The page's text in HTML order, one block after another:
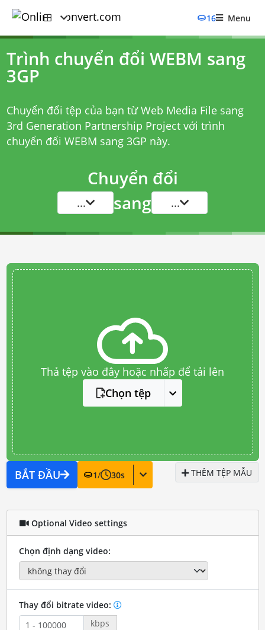
16 Menu
Trình chuyển đổi WEBM sang
3GP
Chuyển đổi tệp của bạn từ Web Media File sang
3rd Generation Partnership Project với trình
chuyển đổi WEBM sang 3GP này.
Chuyển đổi
... sang ...
Thả tệp vào đây hoặc nhấp để tải lên
Chọn tệp
BẮT ĐẦU 1/ 30s THÊM TỆP MẪU
Optional Video settings
Chọn định dạng video:
Thay đổi bitrate video:
kbps